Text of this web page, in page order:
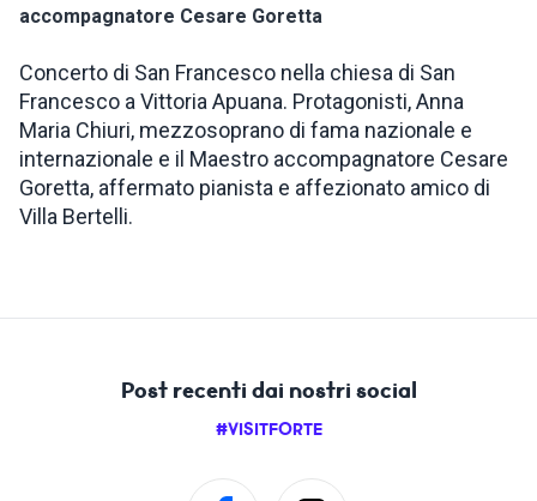
ENG
accompagnatore Cesare Goretta
Concerto di San Francesco nella chiesa di San
Francesco a Vittoria Apuana. Protagonisti, Anna
Maria Chiuri, mezzosoprano di fama nazionale e
internazionale e il Maestro accompagnatore Cesare
Goretta, affermato pianista e affezionato amico di
Villa Bertelli.
Post recenti dai nostri social
#VISITFORTE